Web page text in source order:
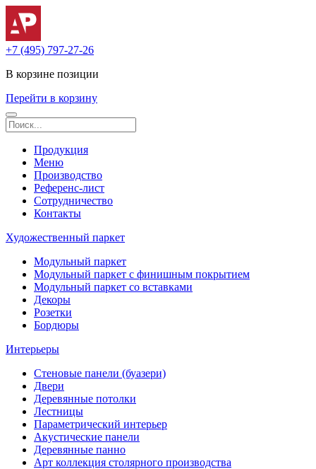
+7 (495) 797-27-26
В корзине позиции
Перейти в корзину
Продукция
Меню
Производство
Референс-лист
Сотрудничество
Контакты
Художественный паркет
Модульный паркет
Модульный паркет с финишным покрытием
Модульный паркет со вставками
Декоры
Розетки
Бордюры
Интерьеры
Стеновые панели (буазери)
Двери
Деревянные потолки
Лестницы
Параметрический интерьер
Акустические панели
Деревянные панно
Арт коллекция столярного производства